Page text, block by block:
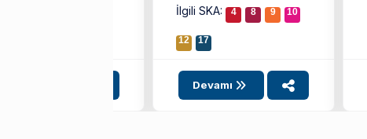
farklı atık ...
İlgili SKA: 4 8 9 10
12 17
Devamı